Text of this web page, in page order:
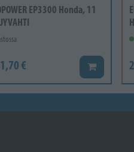
EP3300 Honda, 11
€ Lisää koriin